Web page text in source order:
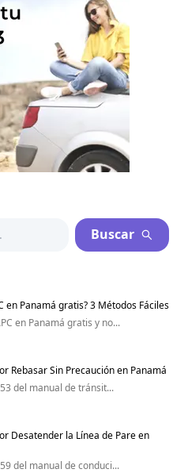
Buscar
en Panamá gratis? 3 Métodos Fáciles
en Panamá gratis y no...
Rebasar Sin Precaución en Panamá
del manual de tránsit...
Desatender la Línea de Pare en
del manual de conduci...